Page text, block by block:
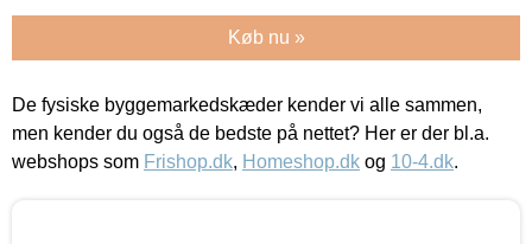
Køb nu »
De fysiske byggemarkedskæder kender vi alle sammen,
men kender du også de bedste på nettet? Her er der bl.a.
webshops som Frishop.dk, Homeshop.dk og 10-4.dk.